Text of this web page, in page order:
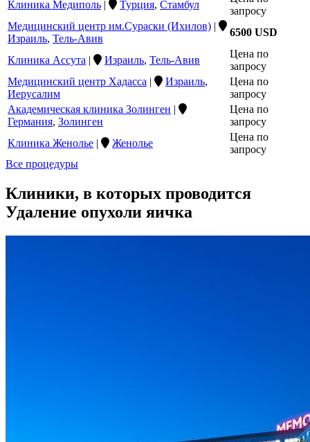
Клиника Медиполь | Турция, Стамбул
запросу
Медицинский центр им.Сураски (Ихилов) |
Израиль, Тель-Авив
6500 USD
Клиника Ассута | Израиль, Тель-Авив
Цена по
запросу
Медицинский центр Хадасса | Израиль,
Иерусалим
Цена по
запросу
Академическая клиника Золинген |
Германия, Золинген
Цена по
запросу
Клиника Женолье | Женолье
Цена по
запросу
Все процедуры
Клиники, в которых проводится
Удаление опухоли яичка